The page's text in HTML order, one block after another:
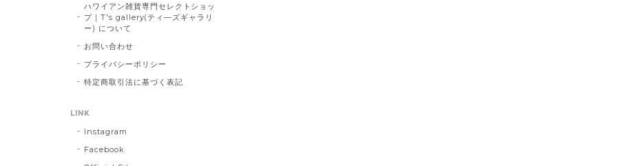
ハワイアン雑貨専門セレクトショッ
プ｜T's gallery(ティ―ズギャラリ
ー) について
お問い合わせ
プライバシーポリシー
特定商取引法に基づく表記
LINK
Instagram
Facebook